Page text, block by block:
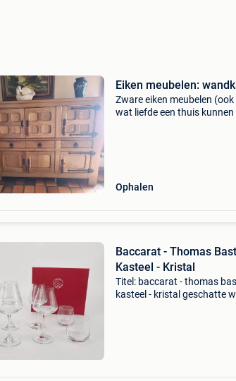
Eiken meubelen:
Zware eiken meubelen
wat liefde een thuis kunnen
Ophalen
Baccarat - Thomas
Kasteel - Kristal
Titel: baccarat - thomas
kasteel - kristal geschatte